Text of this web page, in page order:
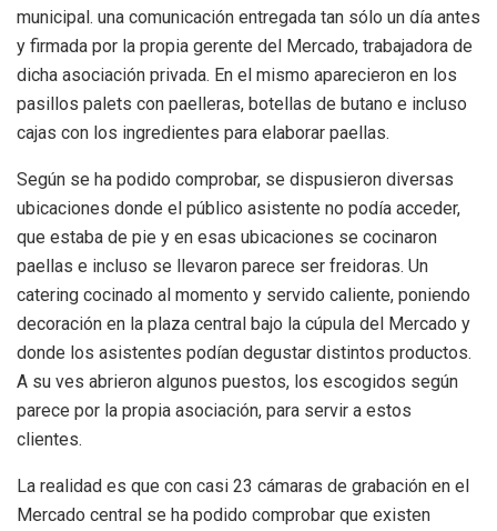
municipal. una comunicación entregada tan sólo un día antes
y firmada por la propia gerente del Mercado, trabajadora de
dicha asociación privada. En el mismo aparecieron en los
pasillos palets con paelleras, botellas de butano e incluso
cajas con los ingredientes para elaborar paellas.
Según se ha podido comprobar, se dispusieron diversas
ubicaciones donde el público asistente no podía acceder,
que estaba de pie y en esas ubicaciones se cocinaron
paellas e incluso se llevaron parece ser freidoras. Un
catering cocinado al momento y servido caliente, poniendo
decoración en la plaza central bajo la cúpula del Mercado y
donde los asistentes podían degustar distintos productos.
A su ves abrieron algunos puestos, los escogidos según
parece por la propia asociación, para servir a estos
clientes.
La realidad es que con casi 23 cámaras de grabación en el
Mercado central se ha podido comprobar que existen